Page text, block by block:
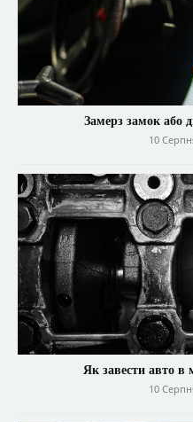
Замерз замок або
10
Як завести авто в
10